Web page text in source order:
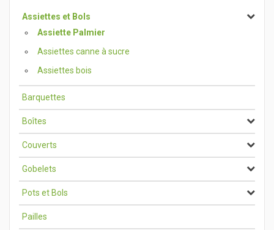
Assiettes et Bols
Assiette Palmier
Assiettes canne à sucre
Assiettes bois
Barquettes
Boîtes
Couverts
Gobelets
Pots et Bols
Pailles